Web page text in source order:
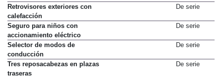
antideslumbramiento automático
Retrovisores exteriores con
calefacción
Seguro para niños con
accionamiento eléctrico
Selector de modos de
conducción
Tres reposacabezas en plazas